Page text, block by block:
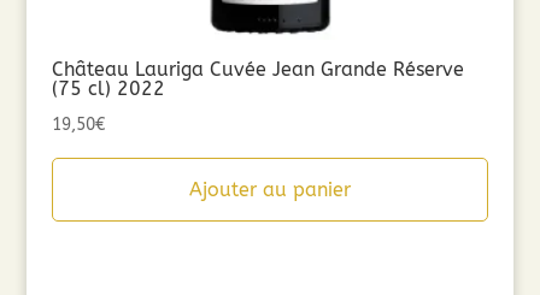
Château Lauriga Cuvée Jean Grande Réserve
(75 cl) 2022
19,50€
Ajouter au panier